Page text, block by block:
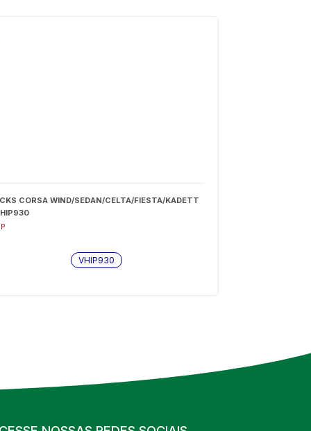
CORSA WIND/SEDAN/CELTA/FIESTA/KADETT
VHIP930